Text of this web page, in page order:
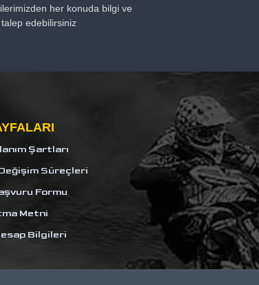
her konuda bilgi ve
edebilirsiniz
Şartları
Süreçleri
Formu
Metni
Bilgileri